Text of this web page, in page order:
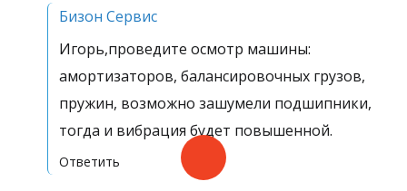
Бизон Сервис
Игорь,проведите осмотр машины:
амортизаторов, балансировочных грузов,
пружин, возможно зашумели подшипники,
тогда и вибрация будет повышенной.
Ответить